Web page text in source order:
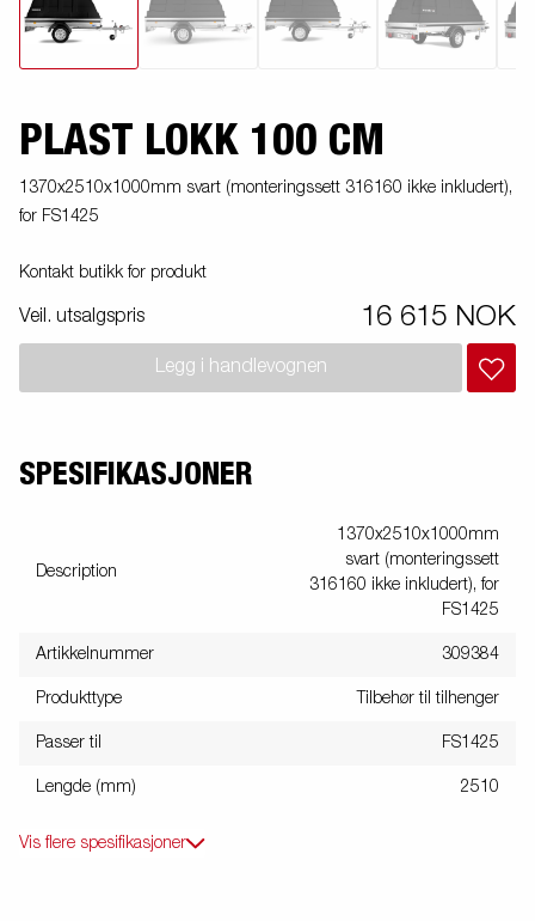
PLAST LOKK 100 CM
1370x2510x1000mm svart (monteringssett 316160 ikke inkludert),
for FS1425
Kontakt butikk for produkt
Veil. utsalgspris 16 615 NOK
Legg i handlevognen
SPESIFIKASJONER
Description
1370x2510x1000mm
svart (monteringssett
316160 ikke inkludert), for
FS1425
Artikkelnummer 309384
Produkttype Tilbehør til tilhenger
Passer til FS1425
Lengde (mm) 2510
Vis flere spesifikasjoner